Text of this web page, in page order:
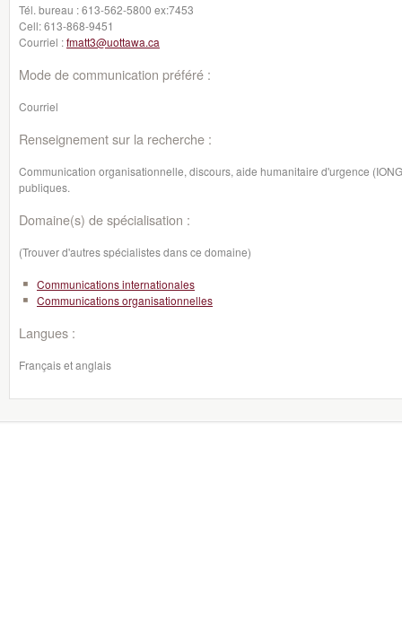
Tél. bureau :613-562-5800 ex:7453
Cell:613-868-9451
Courriel :fmatt3@uottawa.ca
Mode de communication préféré :
Courriel
Renseignement sur la recherche :
Communication organisationnelle, discours, aide humanitaire d'urgence
publiques.
Domaine(s) de spécialisation :
(Trouver d'autres spécialistes dans ce domaine)
Communications internationales
Communications organisationnelles
Langues :
Français et anglais